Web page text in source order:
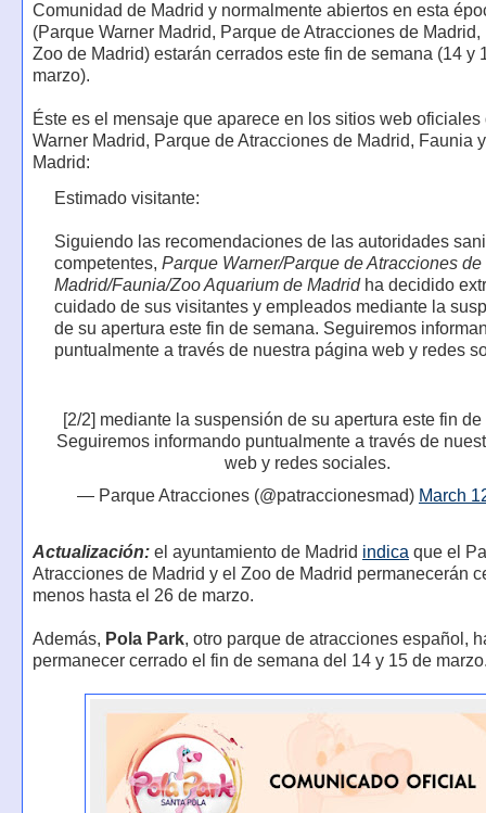
Comunidad de Madrid y normalmente abiertos en esta
(Parque Warner Madrid, Parque de Atracciones de Madrid,
Zoo de Madrid) estarán cerrados este fin de semana (14 y
marzo).
Éste es el mensaje que aparece en los sitios web oficiales
Warner Madrid, Parque de Atracciones de Madrid, Faunia
Madrid:
Estimado visitante:
Siguiendo las recomendaciones de las autoridades
competentes, Parque Warner/Parque de Atracciones de
Madrid/Faunia/Zoo Aquarium de Madridha decidido
cuidado de sus visitantes y empleados mediante la
de su apertura este fin de semana. Seguiremos
puntualmente a través de nuestra página web y redes
[2/2] mediante la suspensión de su apertura este fin
Seguiremos informando puntualmente a través de
web y redes sociales.
— Parque Atracciones (@patraccionesmad) March
Actualización:el ayuntamiento de Madrid indica que el
Atracciones de Madrid y el Zoo de Madrid permanecerán
menos hasta el 26 de marzo.
Además, Pola Park, otro parque de atracciones español,
permanecer cerrado el fin de semana del 14 y 15 de